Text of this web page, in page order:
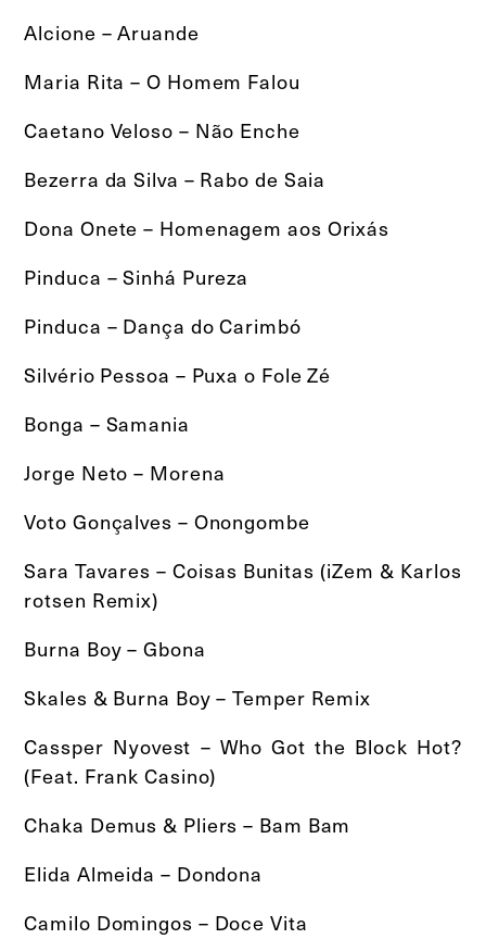
Alcione – Aruande
Maria Rita – O Homem Falou
Caetano Veloso – Não Enche
Bezerra da Silva – Rabo de Saia
Dona Onete – Homenagem aos Orixás
Pinduca – Sinhá Pureza
Pinduca – Dança do Carimbó
Silvério Pessoa – Puxa o Fole Zé
Bonga – Samania
Jorge Neto – Morena
Voto Gonçalves – Onongombe
Sara Tavares – Coisas Bunitas (iZem & Karlos
rotsen Remix)
Burna Boy – Gbona
Skales & Burna Boy – Temper Remix
Cassper Nyovest – Who Got the Block Hot?
(Feat. Frank Casino)
Chaka Demus & Pliers – Bam Bam
Elida Almeida – Dondona
Camilo Domingos – Doce Vita